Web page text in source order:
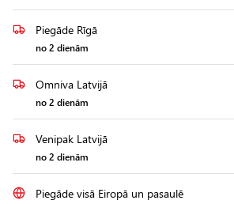
Piegāde Rīgā
no 2 dienām
Omniva Latvijā
no 2 dienām
Venipak Latvijā
no 2 dienām
Piegāde visā Eiropā un pasaulē